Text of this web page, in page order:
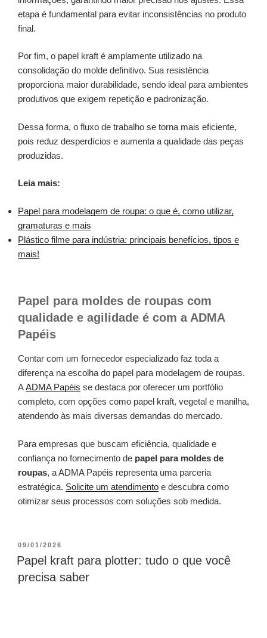
etapa é fundamental para evitar inconsistências no produto
final.
Por fim, o papel kraft é amplamente utilizado na
consolidação do molde definitivo. Sua resistência
proporciona maior durabilidade, sendo ideal para ambientes
produtivos que exigem repetição e padronização.
Dessa forma, o fluxo de trabalho se torna mais eficiente,
pois reduz desperdícios e aumenta a qualidade das peças
produzidas.
Leia mais:
Papel para modelagem de roupa: o que é, como utilizar,
gramaturas e mais
Plástico filme para indústria: principais benefícios, tipos e
mais!
Papel para moldes de roupas com
qualidade e agilidade é com a ADMA
Papéis
Contar com um fornecedor especializado faz toda a
diferença na escolha do papel para modelagem de roupas.
AADMA Papéis se destaca por oferecer um portfólio
completo, com opções como papel kraft, vegetal e manilha,
atendendo às mais diversas demandas do mercado.
Para empresas que buscam eficiência, qualidade e
confiança no fornecimento de papel para moldes de
roupas, a ADMA Papéis representa uma parceria
estratégica. Solicite um atendimento e descubra como
otimizar seus processos com soluções sob medida.
09/01/2026
Papel kraft para plotter: tudo o que você
precisa saber